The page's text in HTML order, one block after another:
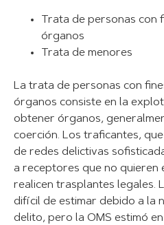
Trata de personas con
órganos
Trata de menores
La trata de personas con
órganos consiste en la
obtener órganos,
coerción. Los traficantes,
de redes delictivas
a receptores que no quieren
realicen trasplantes legales.
difícil de estimar debido a la
delito, pero la OMS estimó